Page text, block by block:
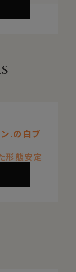
.の白ブ
形態安定